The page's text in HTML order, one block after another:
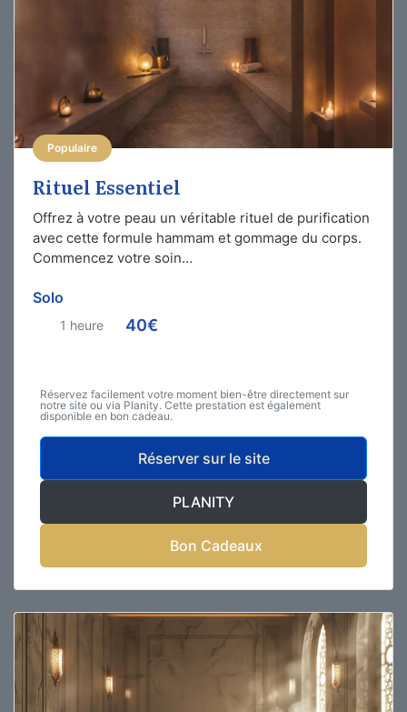
Populaire
Rituel Essentiel
Offrez à votre peau un véritable rituel de purification
avec cette formule hammam et gommage du corps.
Commencez votre soin…
Solo
1 heure 40€
Réservez facilement votre moment bien-être directement sur
notre site ou via Planity. Cette prestation est également
disponible en bon cadeau.
Réserver sur le site
PLANITY
Bon Cadeaux